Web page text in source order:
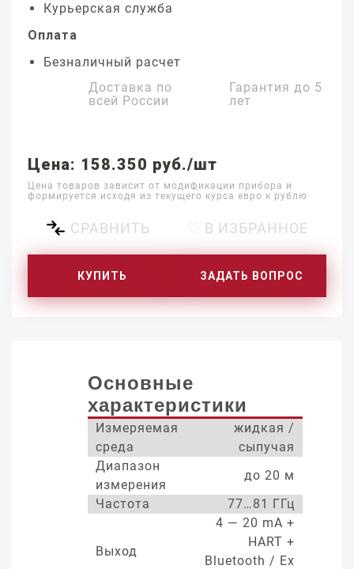
Курьерская служба
Оплата
Безналичный расчет
Доставка по
всей России
Гарантия до 5
лет
Цена: 158.350 руб./шт
Цена товаров зависит от модификации прибора и
формируется исходя из текущего курса евро к рублю
СРАВНИТЬ ♡ В ИЗБРАННОЕ
КУПИТЬ ЗАДАТЬ ВОПРОС
Основные
характеристики
Измеряемая
среда
жидкая /
сыпучая
Диапазон
измерения
до 20 м
Частота
77…81 ГГц
Выход
4 — 20 mA +
HART +
Bluetooth / Ex